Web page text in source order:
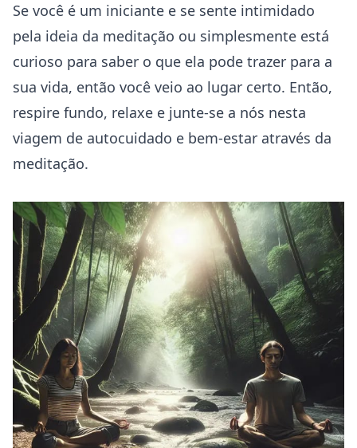
Se você é um iniciante e se sente intimidado
pela ideia da meditação ou simplesmente está
curioso para saber o que ela pode trazer para a
sua vida, então você veio ao lugar certo. Então,
respire fundo, relaxe e junte-se a nós nesta
viagem de autocuidado e bem-estar através da
meditação.